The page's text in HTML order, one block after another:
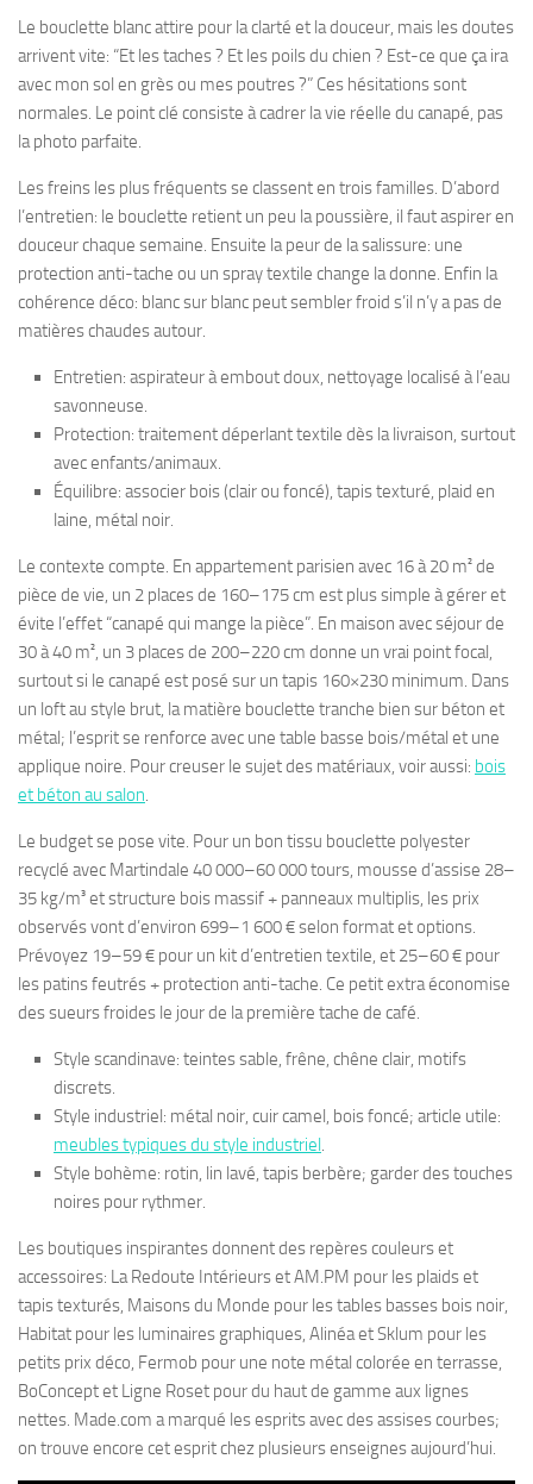
Le bouclette blanc attire pour la clarté et la douceur, mais les doutes
arrivent vite: “Et les taches ? Et les poils du chien ? Est-ce que ça ira
avec mon sol en grès ou mes poutres ?” Ces hésitations sont
normales. Le point clé consiste à cadrer la vie réelle du canapé, pas
la photo parfaite.
Les freins les plus fréquents se classent en trois familles. D’abord
l’entretien: le bouclette retient un peu la poussière, il faut aspirer en
douceur chaque semaine. Ensuite la peur de la salissure: une
protection anti-tache ou un spray textile change la donne. Enfin la
cohérence déco: blanc sur blanc peut sembler froid s’il n’y a pas de
matières chaudes autour.
Entretien: aspirateur à embout doux, nettoyage localisé à l’eau
savonneuse.
Protection: traitement déperlant textile dès la livraison, surtout
avec enfants/animaux.
Équilibre: associer bois (clair ou foncé), tapis texturé, plaid en
laine, métal noir.
Le contexte compte. En appartement parisien avec 16 à 20 m² de
pièce de vie, un 2 places de 160–175 cm est plus simple à gérer et
évite l’effet “canapé qui mange la pièce”. En maison avec séjour de
30 à 40 m², un 3 places de 200–220 cm donne un vrai point focal,
surtout si le canapé est posé sur un tapis 160×230 minimum. Dans
un loft au style brut, la matière bouclette tranche bien sur béton et
métal; l’esprit se renforce avec une table basse bois/métal et une
applique noire. Pour creuser le sujet des matériaux, voir aussi: bois
et béton au salon.
Le budget se pose vite. Pour un bon tissu bouclette polyester
recyclé avec Martindale 40 000–60 000 tours, mousse d’assise 28–
35 kg/m³ et structure bois massif + panneaux multiplis, les prix
observés vont d’environ 699–1 600 € selon format et options.
Prévoyez 19–59 € pour un kit d’entretien textile, et 25–60 € pour
les patins feutrés + protection anti-tache. Ce petit extra économise
des sueurs froides le jour de la première tache de café.
Style scandinave: teintes sable, frêne, chêne clair, motifs
discrets.
Style industriel: métal noir, cuir camel, bois foncé; article utile:
meubles typiques du style industriel.
Style bohème: rotin, lin lavé, tapis berbère; garder des touches
noires pour rythmer.
Les boutiques inspirantes donnent des repères couleurs et
accessoires: La Redoute Intérieurs et AM.PM pour les plaids et
tapis texturés, Maisons du Monde pour les tables basses bois noir,
Habitat pour les luminaires graphiques, Alinéa et Sklum pour les
petits prix déco, Fermob pour une note métal colorée en terrasse,
BoConcept et Ligne Roset pour du haut de gamme aux lignes
nettes. Made.com a marqué les esprits avec des assises courbes;
on trouve encore cet esprit chez plusieurs enseignes aujourd’hui.